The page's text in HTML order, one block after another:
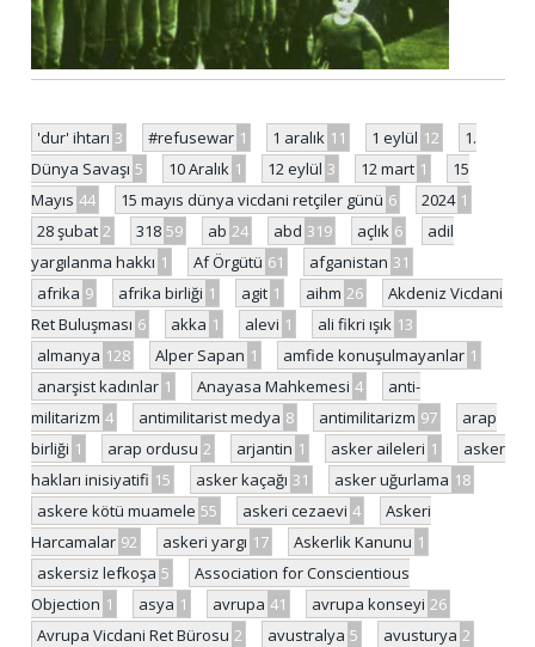
'dur' ihtarı 3 #refusewar 1 1 aralık 11 1 eylül 12
1.
Dünya Savaşı 5 10 Aralık 1 12 eylül 3 12 mart 1
15
Mayıs 44 15 mayıs dünya vicdani retçiler günü 6 2024 1
28 şubat 2 318 59 ab 24 abd 319 açlık 6
adil
yargılanma hakkı 1 Af Örgütü 61 afganistan 31
afrika 9 afrika birliği 1 agit 1 aihm 26
Akdeniz Vicdani
Ret Buluşması 6 akka 1 alevi 1 ali fikri ışık 13
almanya 128 Alper Sapan 1 amfide konuşulmayanlar 1
anarşist kadınlar 1 Anayasa Mahkemesi 4
anti-
militarizm 4 antimilitarist medya 8 antimilitarizm 97
arap
birliği 1 arap ordusu 2 arjantin 1 asker aileleri 1
asker
hakları inisiyatifi 15 asker kaçağı 31 asker uğurlama 18
askere kötü muamele 55 askeri cezaevi 4
Askeri
Harcamalar 92 askeri yargı 17 Askerlik Kanunu 1
askersiz lefkoşa 5
Association for Conscientious
Objection 1 asya 1 avrupa 41 avrupa konseyi 26
Avrupa Vicdani Ret Bürosu 2 avustralya 5 avusturya 2